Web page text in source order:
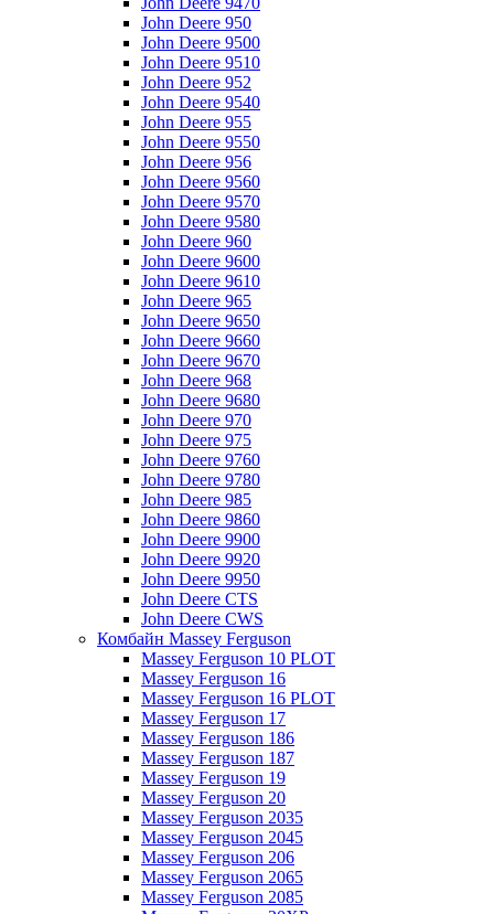
John Deere 950
John Deere 9500
John Deere 9510
John Deere 952
John Deere 9540
John Deere 955
John Deere 9550
John Deere 956
John Deere 9560
John Deere 9570
John Deere 9580
John Deere 960
John Deere 9600
John Deere 9610
John Deere 965
John Deere 9650
John Deere 9660
John Deere 9670
John Deere 968
John Deere 9680
John Deere 970
John Deere 975
John Deere 9760
John Deere 9780
John Deere 985
John Deere 9860
John Deere 9900
John Deere 9920
John Deere 9950
John Deere CTS
John Deere CWS
Комбайн Massey Ferguson
Massey Ferguson 10 PLOT
Massey Ferguson 16
Massey Ferguson 16 PLOT
Massey Ferguson 17
Massey Ferguson 186
Massey Ferguson 187
Massey Ferguson 19
Massey Ferguson 20
Massey Ferguson 2035
Massey Ferguson 2045
Massey Ferguson 206
Massey Ferguson 2065
Massey Ferguson 2085